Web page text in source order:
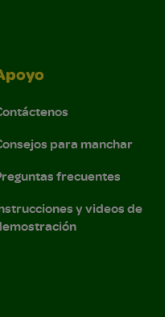
para manchar
frecuentes
y videos de